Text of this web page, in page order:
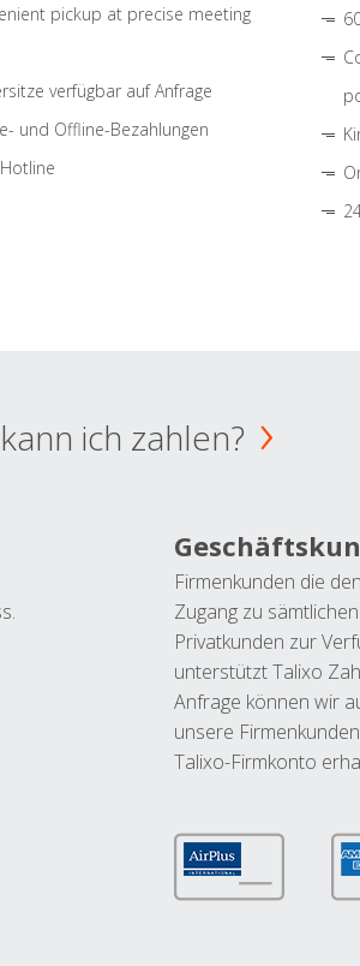
pickup at precise meeting
verfügbar auf Anfrage
und Offline-Bezahlungen
ich zahlen?
Firmenkunden die
Zugang zu
Privatkunden zur
unterstützt Talixo
Anfrage können wir
unsere
Talixo-Firmkonto